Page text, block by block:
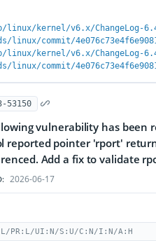
kernel/v6.x/ChangeLog-
commit/
kernel/v6.x/ChangeLog-
commit/
53150
vulnerability has been
reported pointer 'rport'
Add a fix to validate
2026-06-17
PR:L/UI:N/S:U/C:N/I:N/A:H